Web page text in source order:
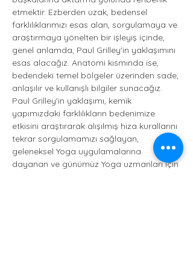
etmektir. Ezberden uzak, bedensel
farklılıklarımızı esas alan, sorgulamaya ve
araştırmaya yönelten bir işleyiş içinde,
genel anlamda, Paul Grilley'in yaklaşımını
esas alacağız. Anatomi kısmında ise,
bedendeki temel bölgeler üzerinden sade,
anlaşılır ve kullanışlı bilgiler sunacağız.
Paul Grilley'in yaklaşımı, kemik
yapımızdaki farklılıkların bedenimize
etkisini araştırarak alışılmış hiza kurallarını
tekrar sorgulamamızı sağlayan,
geleneksel Yoga uygulamalarına
dayanan ve günümüz Yoga uzmanları için